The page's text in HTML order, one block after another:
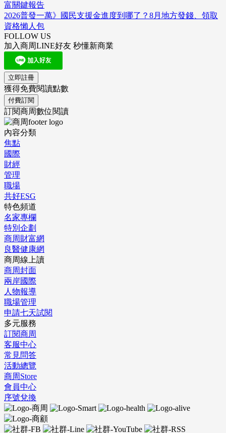
富關鍵報告
2026普發一萬》國民支援金進度到哪了？8月地方發錢、領取
資格懶人包
FOLLOW US
加入商周LINE好友 秒懂新商業
立即註冊
獲得免費閱讀點數
付費訂閱
訂閱商周數位閱讀
內容分類
焦點
國際
財經
管理
職場
共好ESG
特色頻道
名家專欄
特別企劃
商周財富網
良醫健康網
商周線上讀
商周封面
兩岸國際
人物報導
職場管理
申請七天試閱
多元服務
訂閱商周
客服中心
常見問答
活動總覽
商周Store
會員中心
序號兌換